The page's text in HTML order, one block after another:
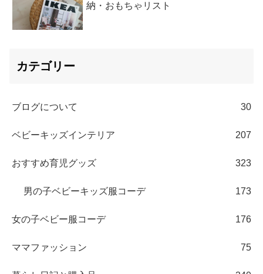
納・おもちゃリスト
カテゴリー
ブログについて 30
ベビーキッズインテリア 207
おすすめ育児グッズ 323
男の子ベビーキッズ服コーデ 173
女の子ベビー服コーデ 176
ママファッション 75